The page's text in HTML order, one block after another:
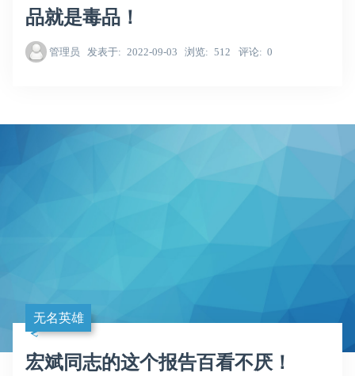
品就是毒品！
管理员 发表于 2022-09-03 浏览 512 评论 0
无名英雄
宏斌同志的这个报告百看不厌！